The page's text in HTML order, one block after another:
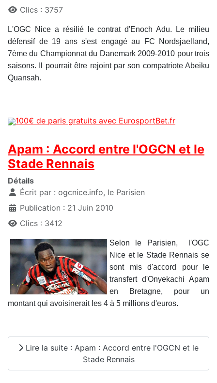
Clics : 3757
L'OGC Nice a résilié le contrat d'Enoch Adu. Le milieu
défensif de 19 ans s'est engagé au FC Nordsjaelland,
7ème du Championnat du Danemark 2009-2010 pour trois
saisons. Il pourrait être rejoint par son compatriote Abeiku
Quansah.
100€ de paris gratuits avec EurosportBet.fr
Apam : Accord entre l'OGCN et le
Stade Rennais
Détails
Écrit par : ogcnice.info, le Parisien
Publication : 21 Juin 2010
Clics : 3412
Selon le Parisien, l'OGC
Nice et le Stade Rennais se
sont mis d'accord pour le
transfert d'Onyekachi Apam
en Bretagne, pour un
montant qui avoisinerait les 4 à 5 millions d'euros.
Lire la suite : Apam : Accord entre l'OGCN et le
Stade Rennais